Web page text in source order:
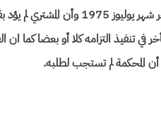
المحكمة لم تستجب لطلبه.